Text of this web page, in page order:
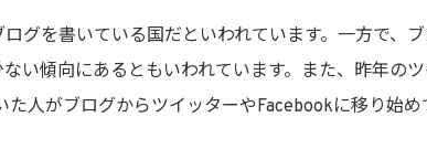
グを書いている国だといわれています。一方で、ブ
い傾向にあるともいわれています。また、昨年の
人がブログからツイッターやFacebookに移り始め